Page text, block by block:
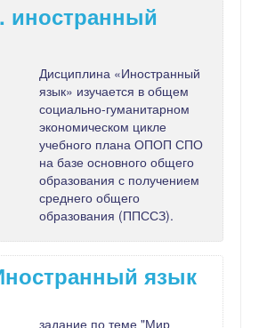
иностранный
Дисциплина «Иностранный
язык» изучается в общем
социально-гуманитарном
экономическом цикле
учебного плана ОПОП СПО
на базе основного общего
образования с получением
среднего общего
образования (ППССЗ).
язык
задание по теме "Мир